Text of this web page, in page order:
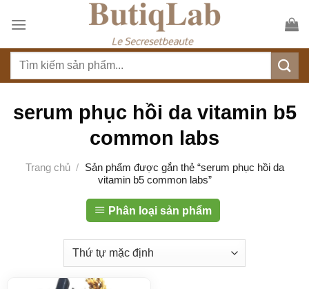
kserum phục hồi da vitamin b5
common labs
Trang chủ / Sản phẩm được gắn thẻ “serum phục hồi da
vitamin b5 common labs”
Phân loại sản phẩm